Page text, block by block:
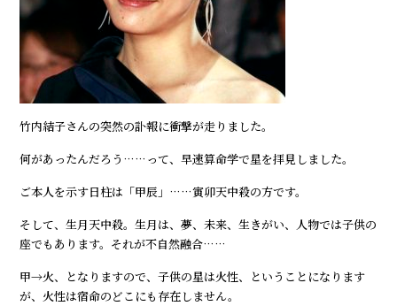
竹内結子さんの突然の訃報に衝撃が走りました。
何があったんだろう……って、早速算命学で星を拝見しました。
ご本人を示す日柱は「甲辰」……寅卯天中殺の方です。
そして、生月天中殺。生月は、夢、未来、生きがい、人物では子供の
座でもあります。それが不自然融合……
甲→火、となりますので、子供の星は火性、ということになります
が、火性は宿命のどこにも存在しません。